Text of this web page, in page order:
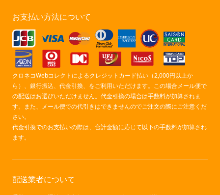
お支払い方法について
クロネコWebコレクトによるクレジットカード払い（2,000円以上か
ら）、銀行振込、代金引換、をご利用いただけます。この場合メール便で
の配送はお選びいただけません。代金引換の場合は手数料が加算されま
す。また、メール便での代引きはできませんのでご注文の際にご注意くだ
さい。
代金引換でのお支払いの際は、合計金額に応じて以下の手数料が加算され
ます。
配送業者について